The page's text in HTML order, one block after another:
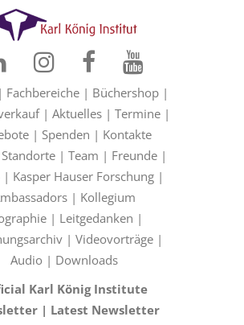
| Fachbereiche | Büchershop |
| Aktuelles | Termine |
| Spenden | Kontakte
Standorte | Team | Freunde |
| Kasper Hauser Forschung|
| Kollegium
| Leitgedanken |
| Videovorträge |
Audio | Downloads
Karl König Institute
| Latest Newsletter